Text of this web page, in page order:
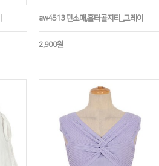
aw4513 민소매,홀터골지티_그레이
2,900원